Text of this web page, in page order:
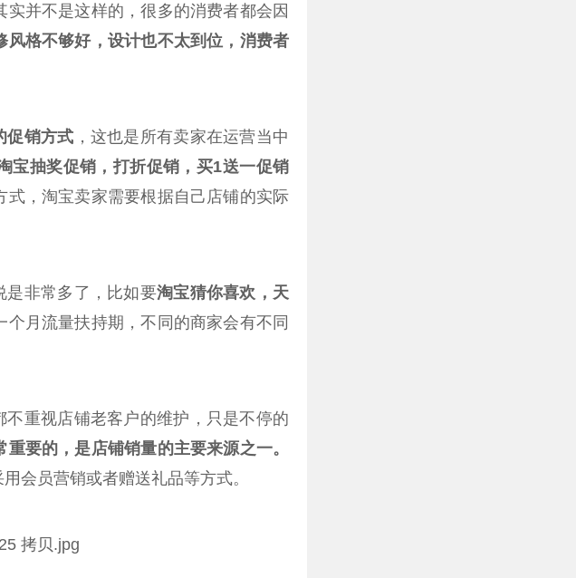
并不是这样的，很多的消费者都会因
风格不够好，设计也不太到位，消费者
促销方式 ，这也是所有卖家在运营当中
宝抽奖促销，打折促销，买1送一促销
，淘宝卖家需要根据自己店铺的实际
是非常多了，比如要淘宝猜你喜欢，天
月流量扶持期，不同的商家会有不同
重视店铺老客户的维护，只是不停的
要的，是店铺销量的主要来源之一。
会员营销或者赠送礼品等方式。